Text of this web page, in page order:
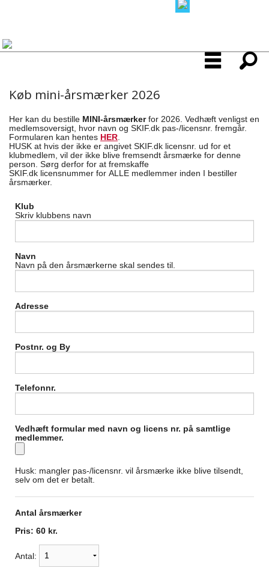
Køb mini-årsmærker 2026
Her kan du bestille MINI-årsmærkerfor 2026. Vedhæft venligst en
medlemsoversigt, hvor navn og SKIF.dk pas-/licensnr. fremgår.
Formularen kan hentes HER
HUSK at hvis der ikke er angivet SKIF.dk licensnr. ud for et
klubmedlem, vil der ikke blive fremsendt årsmærke for denne
person. Sørg derfor for at fremskaffe
SKIF.dk licensnummer for ALLE medlemmer inden I bestiller
årsmærker.
Klub
Skriv klubbens navn
Navn
Navn på den årsmærkerne skal sendes til.
Adresse
Postnr. og By
Telefonnr.
Vedhæft formular med navn og licens nr. på samtlige
medlemmer.
Husk: mangler pas-/licensnr. vil årsmærke ikke blive tilsendt,
selv om det er betalt.
Antal årsmærker
Pris: 60 kr.
Antal: